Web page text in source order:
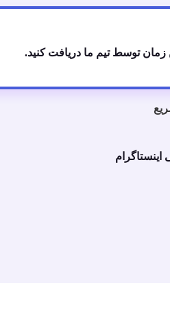
زمان توسط تیم ما دریافت کنید.
اینستاگرام